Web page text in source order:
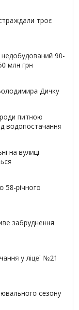
троє
90-
млн грн
Дичку
питною
водопостачання
на вулиці
58-річного
забруднення
у ліцеї №21
сезону